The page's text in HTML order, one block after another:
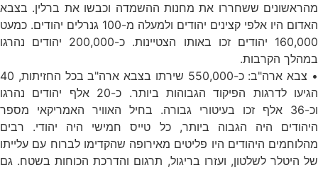
מהראשונים ששחררו את מחנות ההשמדה וכבשו את ברלין. בצבא
האדום היו אלפי קצינים יהודים ולמעלה מ-100 גנרלים יהודים. כמעט
160,000 יהודים זכו באותו הצטיינות. כ-200,000 יהודים נהרגו
במהלך הקרבות.
• צבא ארה"ב: כ-550,000 שירתו בצבא ארה"ב בכל החזיתות, 40
הגיעו לדרגות הפיקוד הגבוהות ביותר. כ-20 אלף יהודים נהרגו
וכ-36 אלף זכו בעיטורי גבורה. בחיל האוויר האמריקאי מספר
היהודים היה הגבוה ביותר, כל טייס חמישי היה יהודי. רבים
מהלוחמים היהודים היו פליטים מאירופה שהקדימו לברוח עם עלייתו
של היטלר לשלטון, ועזרו בריגול, תרגום והדרכת הכוחות בשטח. גם